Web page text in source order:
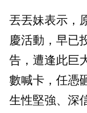
丟丟妹表示，
慶活動，早已
告，遭逢此巨
數喊卡，任憑
生性堅強、深